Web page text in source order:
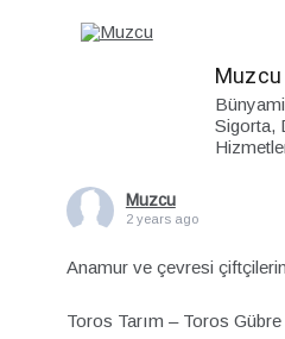
Muzcu
Sigorta,
Muzcu
2 years ago
Anamur ve çevresi
Toros Tarım – Toros